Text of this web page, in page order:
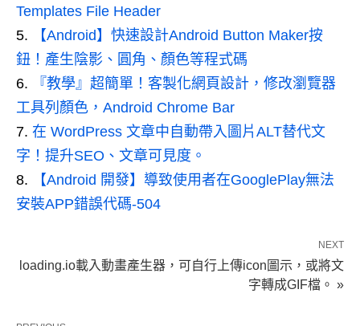
Templates File Header
【Android】快速設計Android Button Maker按
鈕！產生陰影、圓角、顏色等程式碼
『教學』超簡單！客製化網頁設計，修改瀏覽器
工具列顏色，Android Chrome Bar
在 WordPress 文章中自動帶入圖片ALT替代文
字！提升SEO、文章可見度。
【Android 開發】導致使用者在GooglePlay無法
安裝APP錯誤代碼-504
NEXT
loading.io載入動畫產生器，可自行上傳icon圖示，或將文
字轉成GIF檔。 »